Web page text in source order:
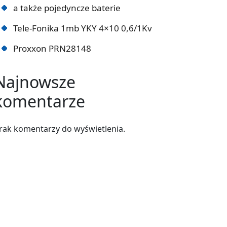
a także pojedyncze baterie
Tele-Fonika 1mb YKY 4×10 0,6/1Kv
Proxxon PRN28148
komentarzy do wyświetlenia.